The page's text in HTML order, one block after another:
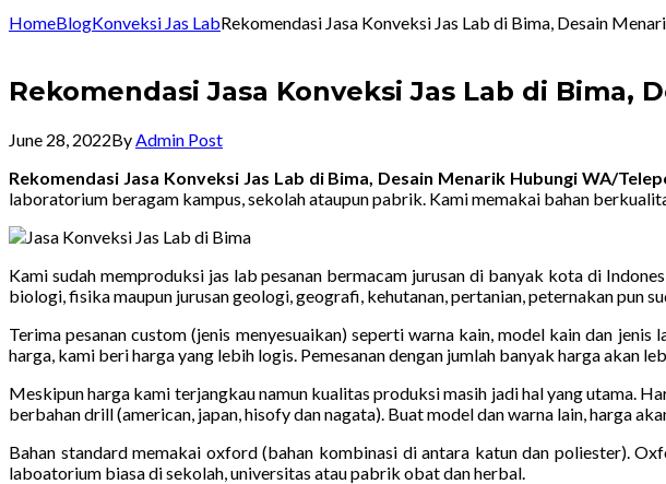
HomeBlogKonveksi Jas LabRekomendasi Jasa Konveksi Jas Lab di Bima, Desain
Rekomendasi Jasa Konveksi Jas Lab di Bima,
June 28, 2022By Admin Post
Rekomendasi Jasa Konveksi Jas Lab di Bima, Desain Menarik Hubungi WA/
laboratorium beragam kampus, sekolah ataupun pabrik. Kami memakai bahan
Kami sudah memproduksi jas lab pesanan bermacam jurusan di banyak kota di
biologi, fisika maupun jurusan geologi, geografi, kehutanan, pertanian, peternakan pun
Terima pesanan custom (jenis menyesuaikan) seperti warna kain, model kain dan
harga, kami beri harga yang lebih logis. Pemesanan dengan jumlah banyak harga akan
Meskipun harga kami terjangkau namun kualitas produksi masih jadi hal yang utama.
berbahan drill (american, japan, hisofy dan nagata). Buat model dan warna lain, harga
Bahan standard memakai oxford (bahan kombinasi di antara katun dan poliester).
laboatorium biasa di sekolah, universitas atau pabrik obat dan herbal.